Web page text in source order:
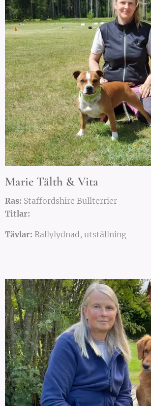
Marie Tälth & Vita
Ras: Staffordshire Bullterrier
Titlar:
Tävlar: Rallylydnad, utställning